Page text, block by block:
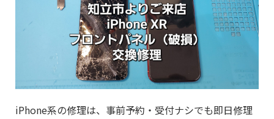
iPhone系の修理は、事前予約・受付ナシでも即日修理